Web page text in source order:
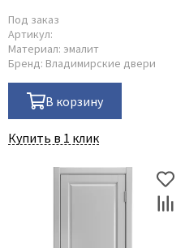
GlassTur
Griffwerk
HSU
Kapelli
Krona Koblenz
Komfort Doors
Под заказ
Артикул:
Материал: эмалит
Бренд: Владимирские двери
В корзину
Купить в 1 клик